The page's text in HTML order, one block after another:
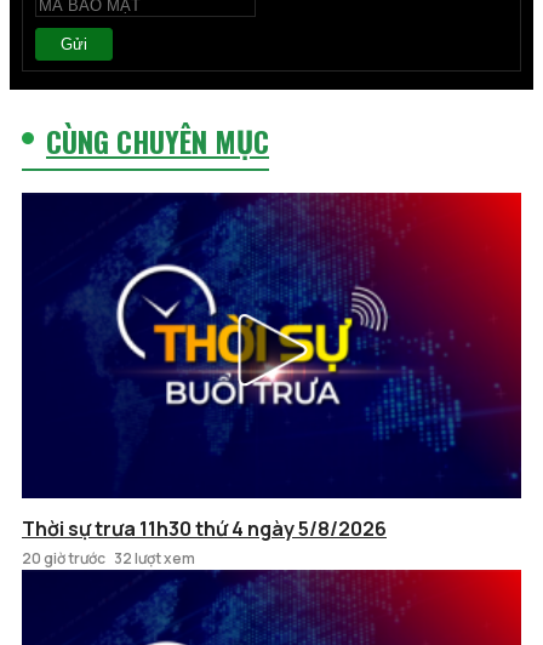
Gửi
CÙNG CHUYÊN MỤC
Thời sự trưa 11h30 thứ 4 ngày 5/8/2026
20 giờ trước 32 lượt xem